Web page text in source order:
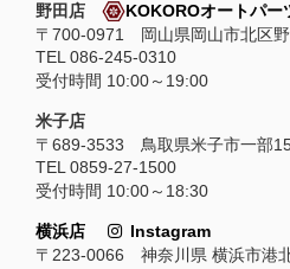
野田店
KOKOROオートパー
〒700-0971 岡山県岡山市北区
TEL 086-245-0310
受付時間 10:00～19:00
米子店
〒689-3533 鳥取県米子市一部
TEL 0859-27-1500
受付時間 10:00～18:30
横浜店
Instagram
〒223-0066 神奈川県 横浜市港